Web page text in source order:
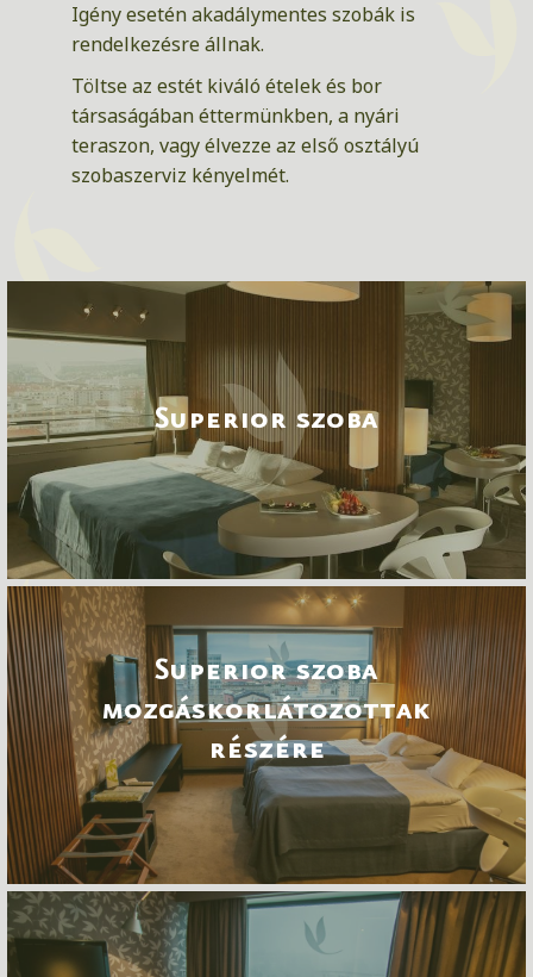
Igény esetén akadálymentes szobák is
rendelkezésre állnak.
Töltse az estét kiváló ételek és bor
társaságában éttermünkben, a nyári
teraszon, vagy élvezze az első osztályú
szobaszerviz kényelmét.
Superior szoba
Superior szoba
mozgáskorlátozottak
részére